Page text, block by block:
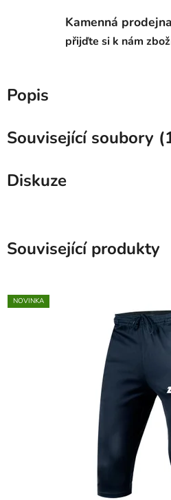
Kamenná prodejna
přijďte si k nám
Popis
Související soubory
Diskuze
Související produkty
NOVINKA